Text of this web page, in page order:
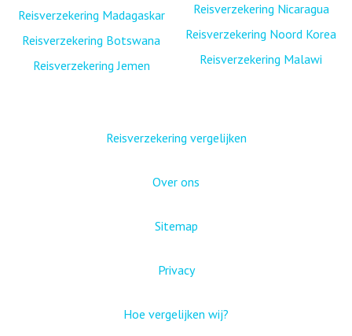
Reisverzekering Madagaskar
Reisverzekering Botswana
Reisverzekering Jemen
Reisverzekering Nicaragua
Reisverzekering Noord Korea
Reisverzekering Malawi
Reisverzekering vergelijken
Over ons
Sitemap
Privacy
Hoe vergelijken wij?